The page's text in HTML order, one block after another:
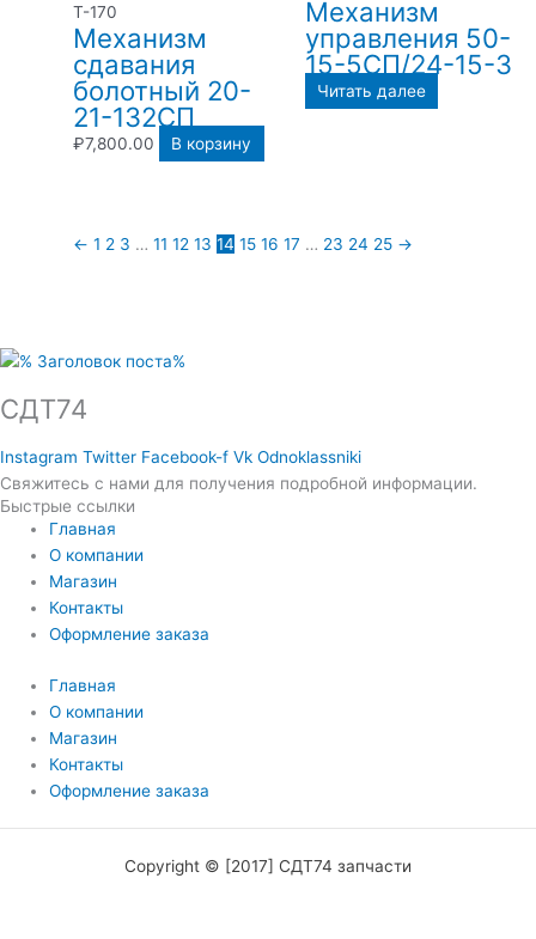
Т-170
Механизм
сдавания
болотный 20-
21-132СП
₽7,800.00 В корзину
Механизм
управления 50-
15-5СП/24-15-3
Читать далее
← 1 2 3 … 11 12 13 14 15 16 17 … 23 24 25 →
СДТ74
Instagram Twitter Facebook-f Vk Odnoklassniki
Свяжитесь с нами для получения подробной информации.
Быстрые ссылки
Главная
О компании
Магазин
Контакты
Оформление заказа
Главная
О компании
Магазин
Контакты
Оформление заказа
Copyright © [2017] СДТ74 запчасти